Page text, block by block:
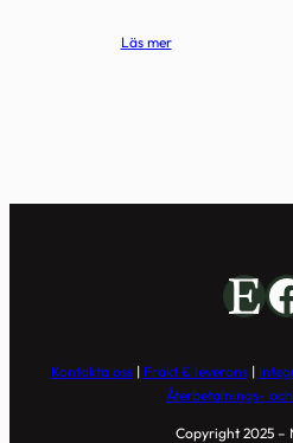
Läs mer
Kontakta oss| Frakt & leverans|
Återbetalnings-
Copyright 2025 –